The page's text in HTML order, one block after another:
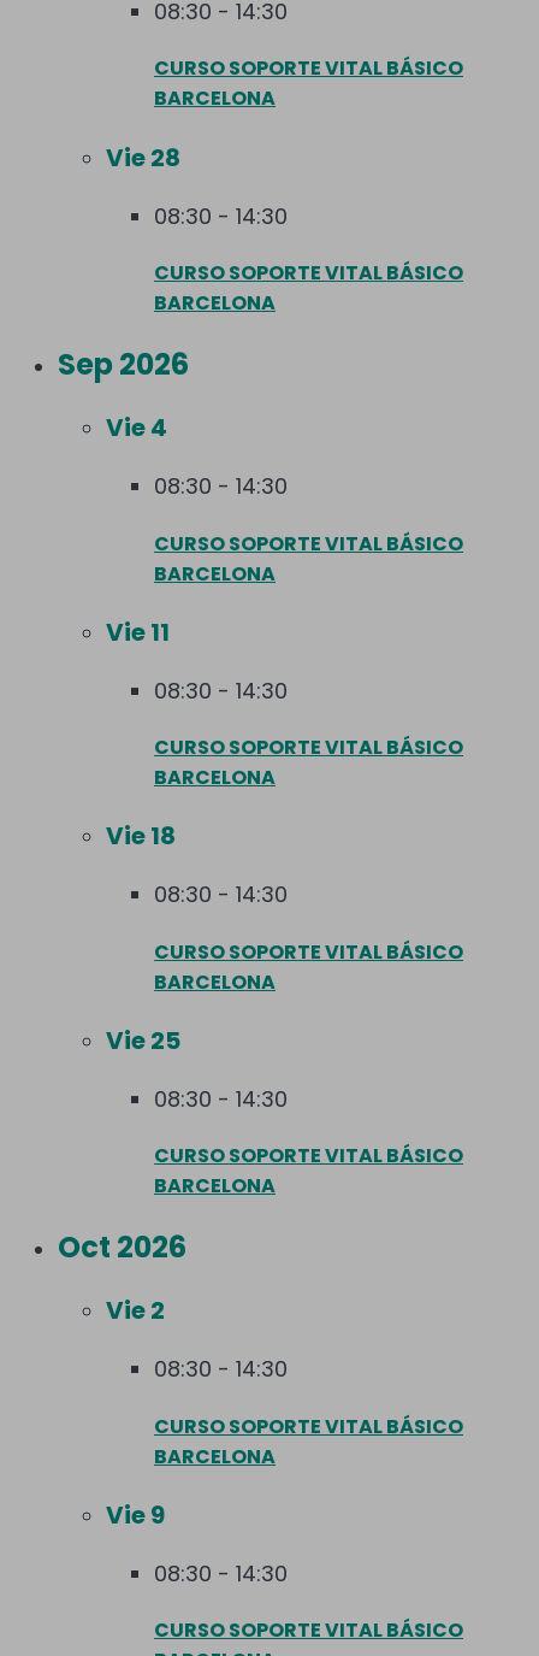
08:30 - 14:30
CURSO SOPORTE VITAL BÁSICO
BARCELONA
Vie28
08:30 - 14:30
CURSO SOPORTE VITAL BÁSICO
BARCELONA
Sep 2026
Vie4
08:30 - 14:30
CURSO SOPORTE VITAL BÁSICO
BARCELONA
Vie11
08:30 - 14:30
CURSO SOPORTE VITAL BÁSICO
BARCELONA
Vie18
08:30 - 14:30
CURSO SOPORTE VITAL BÁSICO
BARCELONA
Vie25
08:30 - 14:30
CURSO SOPORTE VITAL BÁSICO
BARCELONA
Oct 2026
Vie2
08:30 - 14:30
CURSO SOPORTE VITAL BÁSICO
BARCELONA
Vie9
08:30 - 14:30
CURSO SOPORTE VITAL BÁSICO